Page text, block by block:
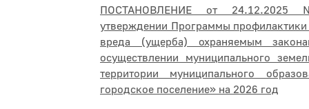
ПОСТАНОВЛЕНИЕ от
утверждении Программы
вреда (ущерба) охраняемым
осуществлении муниципального
территории муниципального
городское поселение» на 2026 год